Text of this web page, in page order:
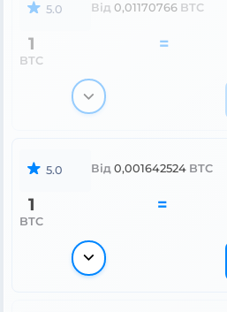
5.0 Від 0,01170766 BTC
1
BTC
=
5.0 Від 0,001642524 BTC
1
BTC
=